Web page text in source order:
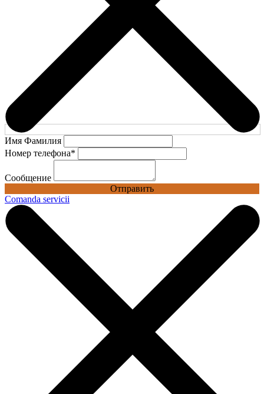
Имя Фамилия
Номер телефона*
Сообщение
Отправить
Comanda servicii